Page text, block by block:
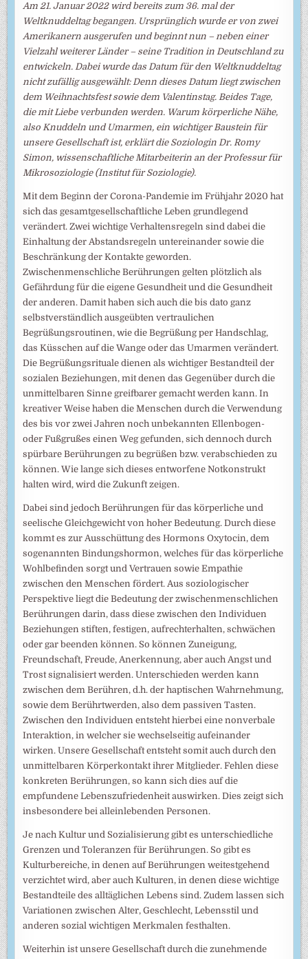
Am 21. Januar 2022 wird bereits zum 36. mal der
Weltknuddeltag begangen. Ursprünglich wurde er von zwei
Amerikanern ausgerufen und beginnt nun – neben einer
Vielzahl weiterer Länder – seine Tradition in Deutschland zu
entwickeln. Dabei wurde das Datum für den Weltknuddeltag
nicht zufällig ausgewählt: Denn dieses Datum liegt zwischen
dem Weihnachtsfest sowie dem Valentinstag. Beides Tage,
die mit Liebe verbunden werden. Warum körperliche Nähe,
also Knuddeln und Umarmen, ein wichtiger Baustein für
unsere Gesellschaft ist, erklärt die Soziologin Dr. Romy
Simon, wissenschaftliche Mitarbeiterin an der Professur für
Mikrosoziologie (Institut für Soziologie).
Mit dem Beginn der Corona-Pandemie im Frühjahr 2020 hat
sich das gesamtgesellschaftliche Leben grundlegend
verändert. Zwei wichtige Verhaltensregeln sind dabei die
Einhaltung der Abstandsregeln untereinander sowie die
Beschränkung der Kontakte geworden.
Zwischenmenschliche Berührungen gelten plötzlich als
Gefährdung für die eigene Gesundheit und die Gesundheit
der anderen. Damit haben sich auch die bis dato ganz
selbstverständlich ausgeübten vertraulichen
Begrüßungsroutinen, wie die Begrüßung per Handschlag,
das Küsschen auf die Wange oder das Umarmen verändert.
Die Begrüßungsrituale dienen als wichtiger Bestandteil der
sozialen Beziehungen, mit denen das Gegenüber durch die
unmittelbaren Sinne greifbarer gemacht werden kann. In
kreativer Weise haben die Menschen durch die Verwendung
des bis vor zwei Jahren noch unbekannten Ellenbogen-
oder Fußgrußes einen Weg gefunden, sich dennoch durch
spürbare Berührungen zu begrüßen bzw. verabschieden zu
können. Wie lange sich dieses entworfene Notkonstrukt
halten wird, wird die Zukunft zeigen.
Dabei sind jedoch Berührungen für das körperliche und
seelische Gleichgewicht von hoher Bedeutung. Durch diese
kommt es zur Ausschüttung des Hormons Oxytocin, dem
sogenannten Bindungshormon, welches für das körperliche
Wohlbefinden sorgt und Vertrauen sowie Empathie
zwischen den Menschen fördert. Aus soziologischer
Perspektive liegt die Bedeutung der zwischenmenschlichen
Berührungen darin, dass diese zwischen den Individuen
Beziehungen stiften, festigen, aufrechterhalten, schwächen
oder gar beenden können. So können Zuneigung,
Freundschaft, Freude, Anerkennung, aber auch Angst und
Trost signalisiert werden. Unterschieden werden kann
zwischen dem Berühren, d.h. der haptischen Wahrnehmung,
sowie dem Berührtwerden, also dem passiven Tasten.
Zwischen den Individuen entsteht hierbei eine nonverbale
Interaktion, in welcher sie wechselseitig aufeinander
wirken. Unsere Gesellschaft entsteht somit auch durch den
unmittelbaren Körperkontakt ihrer Mitglieder. Fehlen diese
konkreten Berührungen, so kann sich dies auf die
empfundene Lebenszufriedenheit auswirken. Dies zeigt sich
insbesondere bei alleinlebenden Personen.
Je nach Kultur und Sozialisierung gibt es unterschiedliche
Grenzen und Toleranzen für Berührungen. So gibt es
Kulturbereiche, in denen auf Berührungen weitestgehend
verzichtet wird, aber auch Kulturen, in denen diese wichtige
Bestandteile des alltäglichen Lebens sind. Zudem lassen sich
Variationen zwischen Alter, Geschlecht, Lebensstil und
anderen sozial wichtigen Merkmalen festhalten.
Weiterhin ist unsere Gesellschaft durch die zunehmende